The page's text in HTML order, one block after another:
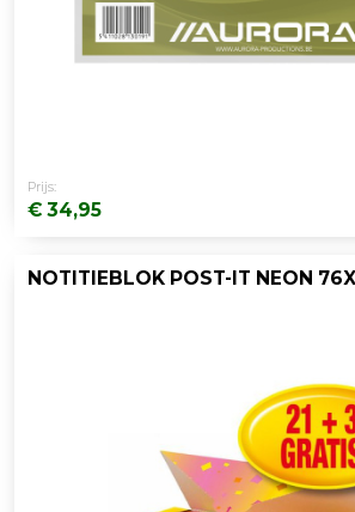
Prijs:
€ 34,95